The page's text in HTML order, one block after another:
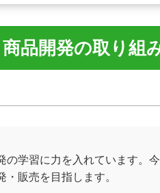
各種申請
学校感染症
品開発の取り組
の学習に力を入れています。
販売を目指します。